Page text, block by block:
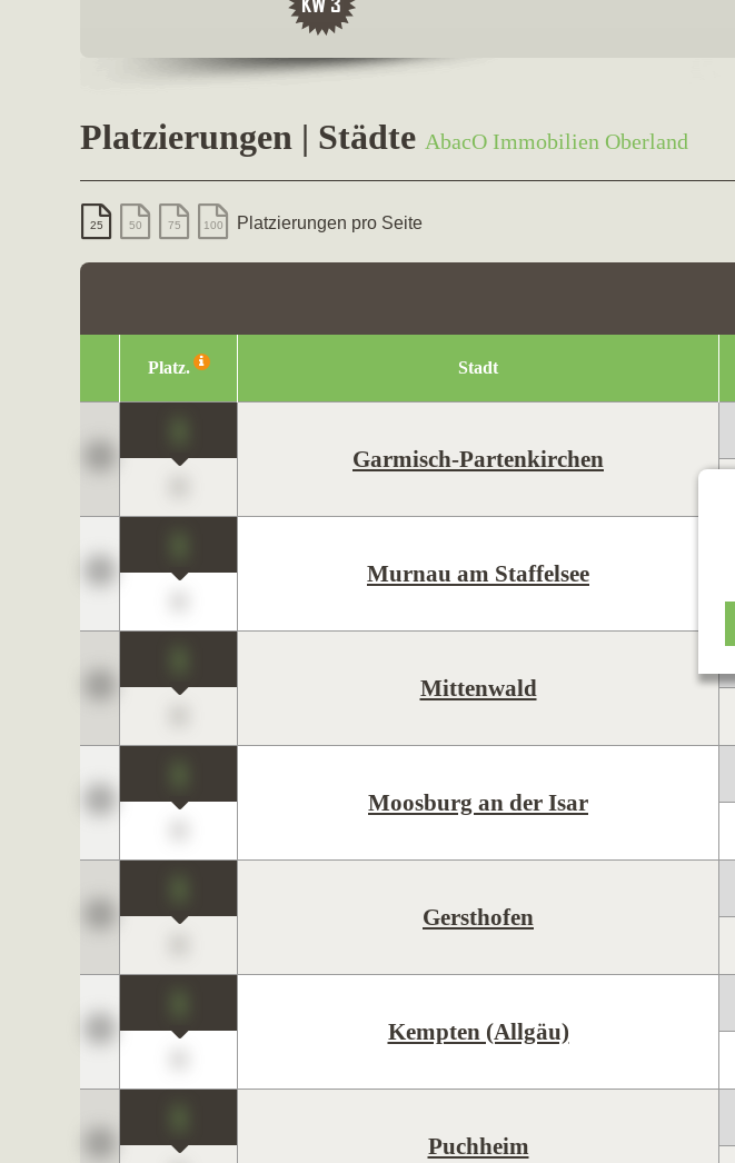
Platzierungen | Städte AbacO Immobilien Oberland
25 50 75 100 Platzierungen pro Seite
Platz. Stadt
Garmisch-Partenkirchen
Murnau am Staffelsee
Mittenwald
Moosburg an der Isar
Gersthofen
Kempten (Allgäu)
Puchheim